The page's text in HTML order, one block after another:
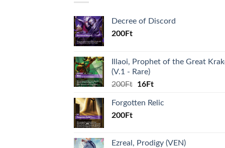
Decree of Discord
200Ft
Illaoi, Prophet of the Great
(V.1 - Rare)
200Ft
Original
was:
16FtCurrent
is:
Forgotten Relic
200Ft
Ezreal, Prodigy (VEN)